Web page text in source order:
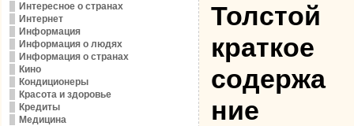
Интересное о странах
Интернет
Информация
Информация о людях
Информация о странах
Кино
Кондиционеры
Красота и здоровье
Кредиты
Медицина
Толстой
краткое
содержа
ние